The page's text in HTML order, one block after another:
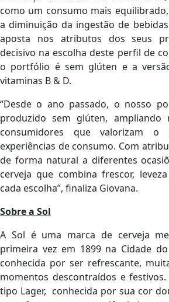
como um consumo mais
a diminuição da ingestão de
aposta nos atributos dos seus
decisivo na escolha deste perfil de
o portfólio é sem glúten e a
vitaminas B & D.
“Desde o ano passado, o nosso
produzido sem glúten, ampliando
consumidores que valorizam o
experiências de consumo. Com
de forma natural a diferentes
cerveja que combina frescor,
cada escolha”, finaliza Giovana.
Sobre a Sol
A Sol é uma marca de cerveja
primeira vez em 1899 na Cidade
conhecida por ser refrescante,
momentos descontraídos e
tipo Lager, conhecida por sua cor